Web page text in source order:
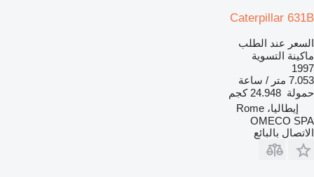
Caterpillar 631B
السعر عند الطلب
ماكينة التسوية
1997
7.053 متر / ساعة
حمولة 24.948 كجم
إيطاليا، Rome
OMECO SPA
الاتصال بالبائع